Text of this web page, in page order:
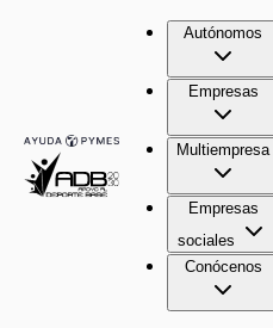
Autónomos
Empresas
Multiempresa
Empresas
sociales
Conócenos